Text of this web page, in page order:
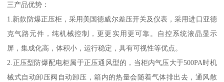
三产品优势：
1.新款防爆正压柜，采用美国德威尔差压开关及仪表，采用进口亚德
克气路元件，纯机械控制，更更实用更可靠。自控系统液晶显示
屏，集成化高，体积小，运行稳定，具有可视性等优点。
2.正压型防爆配电柜属于正压通风型的，当柜内气压大于500PA时机
械式自动卸压阀自动卸压，箱内的热量会随着气体排出去，通风散